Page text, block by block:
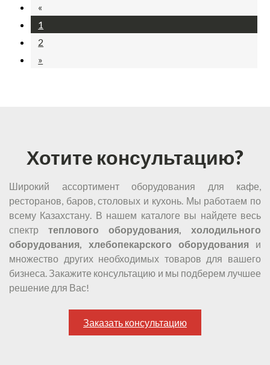
«
1
2
»
Хотите консультацию?
Широкий ассортимент оборудования для кафе,
ресторанов, баров, столовых и кухонь. Мы работаем по
всему Казахстану. В нашем каталоге вы найдете весь
спектр теплового оборудования, холодильного
оборудования, хлебопекарского оборудования и
множество других необходимых товаров для вашего
бизнеса. Закажите консультацию и мы подберем лучшее
решение для Вас!
Заказать консультацию